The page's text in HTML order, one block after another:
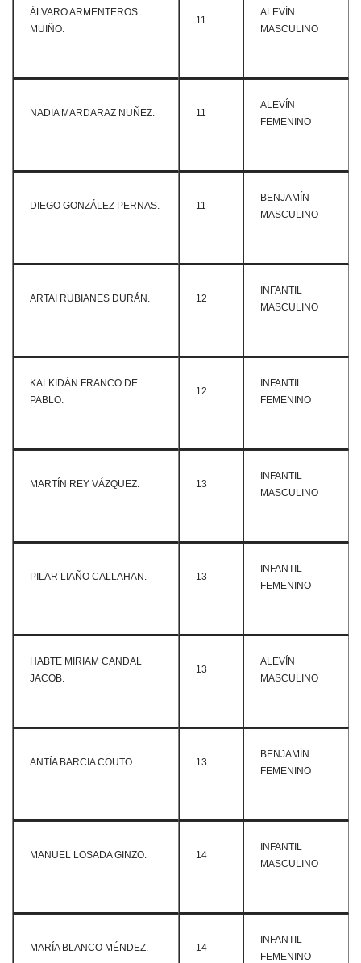
ÁLVARO ARMENTEROS
MUIÑO.
11
ALEVÍN
MASCULINO
NADIA MARDARAZ NUÑEZ. 11
ALEVÍN
FEMENINO
DIEGO GONZÁLEZ PERNAS. 11
BENJAMÍN
MASCULINO
ARTAI RUBIANES DURÁN. 12
INFANTIL
MASCULINO
KALKIDÁN FRANCO DE
PABLO.
12
INFANTIL
FEMENINO
MARTÍN REY VÁZQUEZ. 13
INFANTIL
MASCULINO
PILAR LIAÑO CALLAHAN. 13
INFANTIL
FEMENINO
HABTE MIRIAM CANDAL
JACOB.
13
ALEVÍN
MASCULINO
ANTÍA BARCIA COUTO. 13
BENJAMÍN
FEMENINO
MANUEL LOSADA GINZO. 14
INFANTIL
MASCULINO
MARÍA BLANCO MÉNDEZ. 14
INFANTIL
FEMENINO